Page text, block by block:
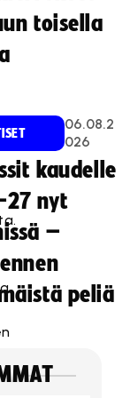
toisella
06.08.2
026
kaudelle
nyt
–
peliä